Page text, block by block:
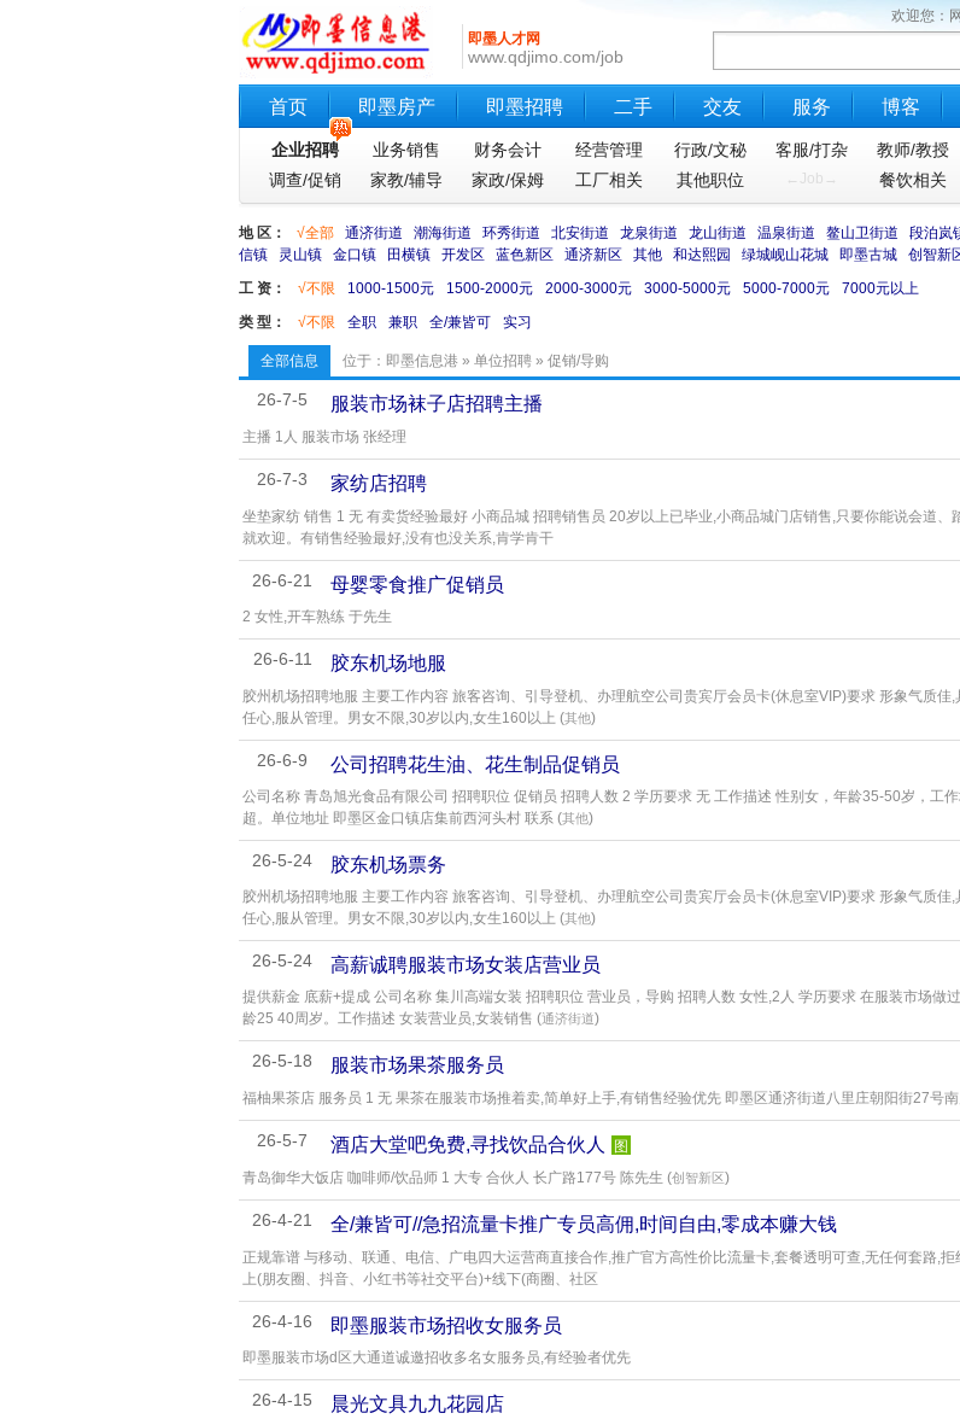
即墨人才网
www.qdjimo.com/job
欢迎您：
首页 即墨房产 即墨招聘 二手 交友 服务 博客
企业招聘 业务销售 财务会计 经营管理 行政/文秘 客服/打杂 教师/教授
调查/促销
家教/辅导 家政/保姆 工厂相关 其他职位 ←Job→ 餐饮相关
地 区： √全部 通济街道 潮海街道 环秀街道 北安街道 龙泉街道 龙山街道 温泉街道 鳌山卫街道 段泊岚
信镇
灵山镇 金口镇 田横镇 开发区 蓝色新区 通济新区 其他 和达熙园 绿城岘山花城 即墨古城 创智新
工 资：
√不限 1000-1500元 1500-2000元 2000-3000元 3000-5000元 5000-7000元
7000元以上
类 型：
√不限 全职 兼职 全/兼皆可 实习
全部信息 位于： 即墨信息港 » 单位招聘 » 促销/导购
26-7-5 服装市场袜子店招聘主播
主播 1人 服装市场 张经理
26-7-3 家纺店招聘
坐垫家纺 销售 1 无 有卖货经验最好 小商品城 招聘销售员 20岁以上已毕业,小商品城门店销售,只要你能说会道、
就欢迎。有销售经验最好,没有也没关系,肯学肯干
26-6-21 母婴零食推广促销员
2 女性,开车熟练 于先生
26-6-11 胶东机场地服
胶州机场招聘地服 主要工作内容 旅客咨询、引导登机、办理航空公司贵宾厅会员卡(休息室VIP)要求 形象气质佳
任心,服从管理。男女不限,30岁以内,女生160以上 (其他)
26-6-9 公司招聘花生油、花生制品促销员
公司名称 青岛旭光食品有限公司 招聘职位 促销员 招聘人数 2 学历要求 无 工作描述 性别女，年龄35-50岁，工
超。单位地址 即墨区金口镇店集前西河头村 联系 (其他)
26-5-24 胶东机场票务
胶州机场招聘地服 主要工作内容 旅客咨询、引导登机、办理航空公司贵宾厅会员卡(休息室VIP)要求 形象气质佳
任心,服从管理。男女不限,30岁以内,女生160以上 (其他)
26-5-24 高薪诚聘服装市场女装店营业员
提供薪金 底薪+提成 公司名称 集川高端女装 招聘职位 营业员，导购 招聘人数 女性,2人 学历要求 在服装市场做
龄25 40周岁。工作描述 女装营业员,女装销售 (通济街道)
26-5-18 服装市场果茶服务员
福柚果茶店 服务员 1 无 果茶在服装市场推着卖,简单好上手,有销售经验优先 即墨区通济街道八里庄朝阳街27号
26-5-7 酒店大堂吧免费,寻找饮品合伙人 图
青岛御华大饭店 咖啡师/饮品师 1 大专 合伙人 长广路177号 陈先生 (创智新区)
26-4-21 全/兼皆可//急招流量卡推广专员高佣,时间自由,零成本赚大钱
正规靠谱 与移动、联通、电信、广电四大运营商直接合作,推广官方高性价比流量卡,套餐透明可查,无任何套路,
上(朋友圈、抖音、小红书等社交平台)+线下(商圈、社区
26-4-16 即墨服装市场招收女服务员
即墨服装市场d区大通道诚邀招收多名女服务员,有经验者优先
26-4-15 晨光文具九九花园店